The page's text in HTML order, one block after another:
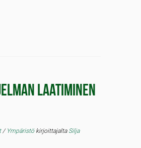
laatiminen
/ Ympäristö kirjoittajalta Silja